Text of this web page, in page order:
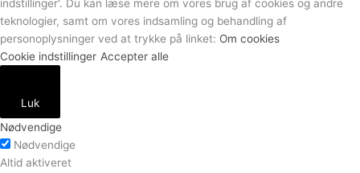
indstillinger'. Du kan læse mere om vores brug af cookies og andre
teknologier, samt om vores indsamling og behandling af
personoplysninger ved at trykke på linket: Om cookies
Cookie indstillinger Accepter alle
Luk
Nødvendige
Nødvendige
Altid aktiveret